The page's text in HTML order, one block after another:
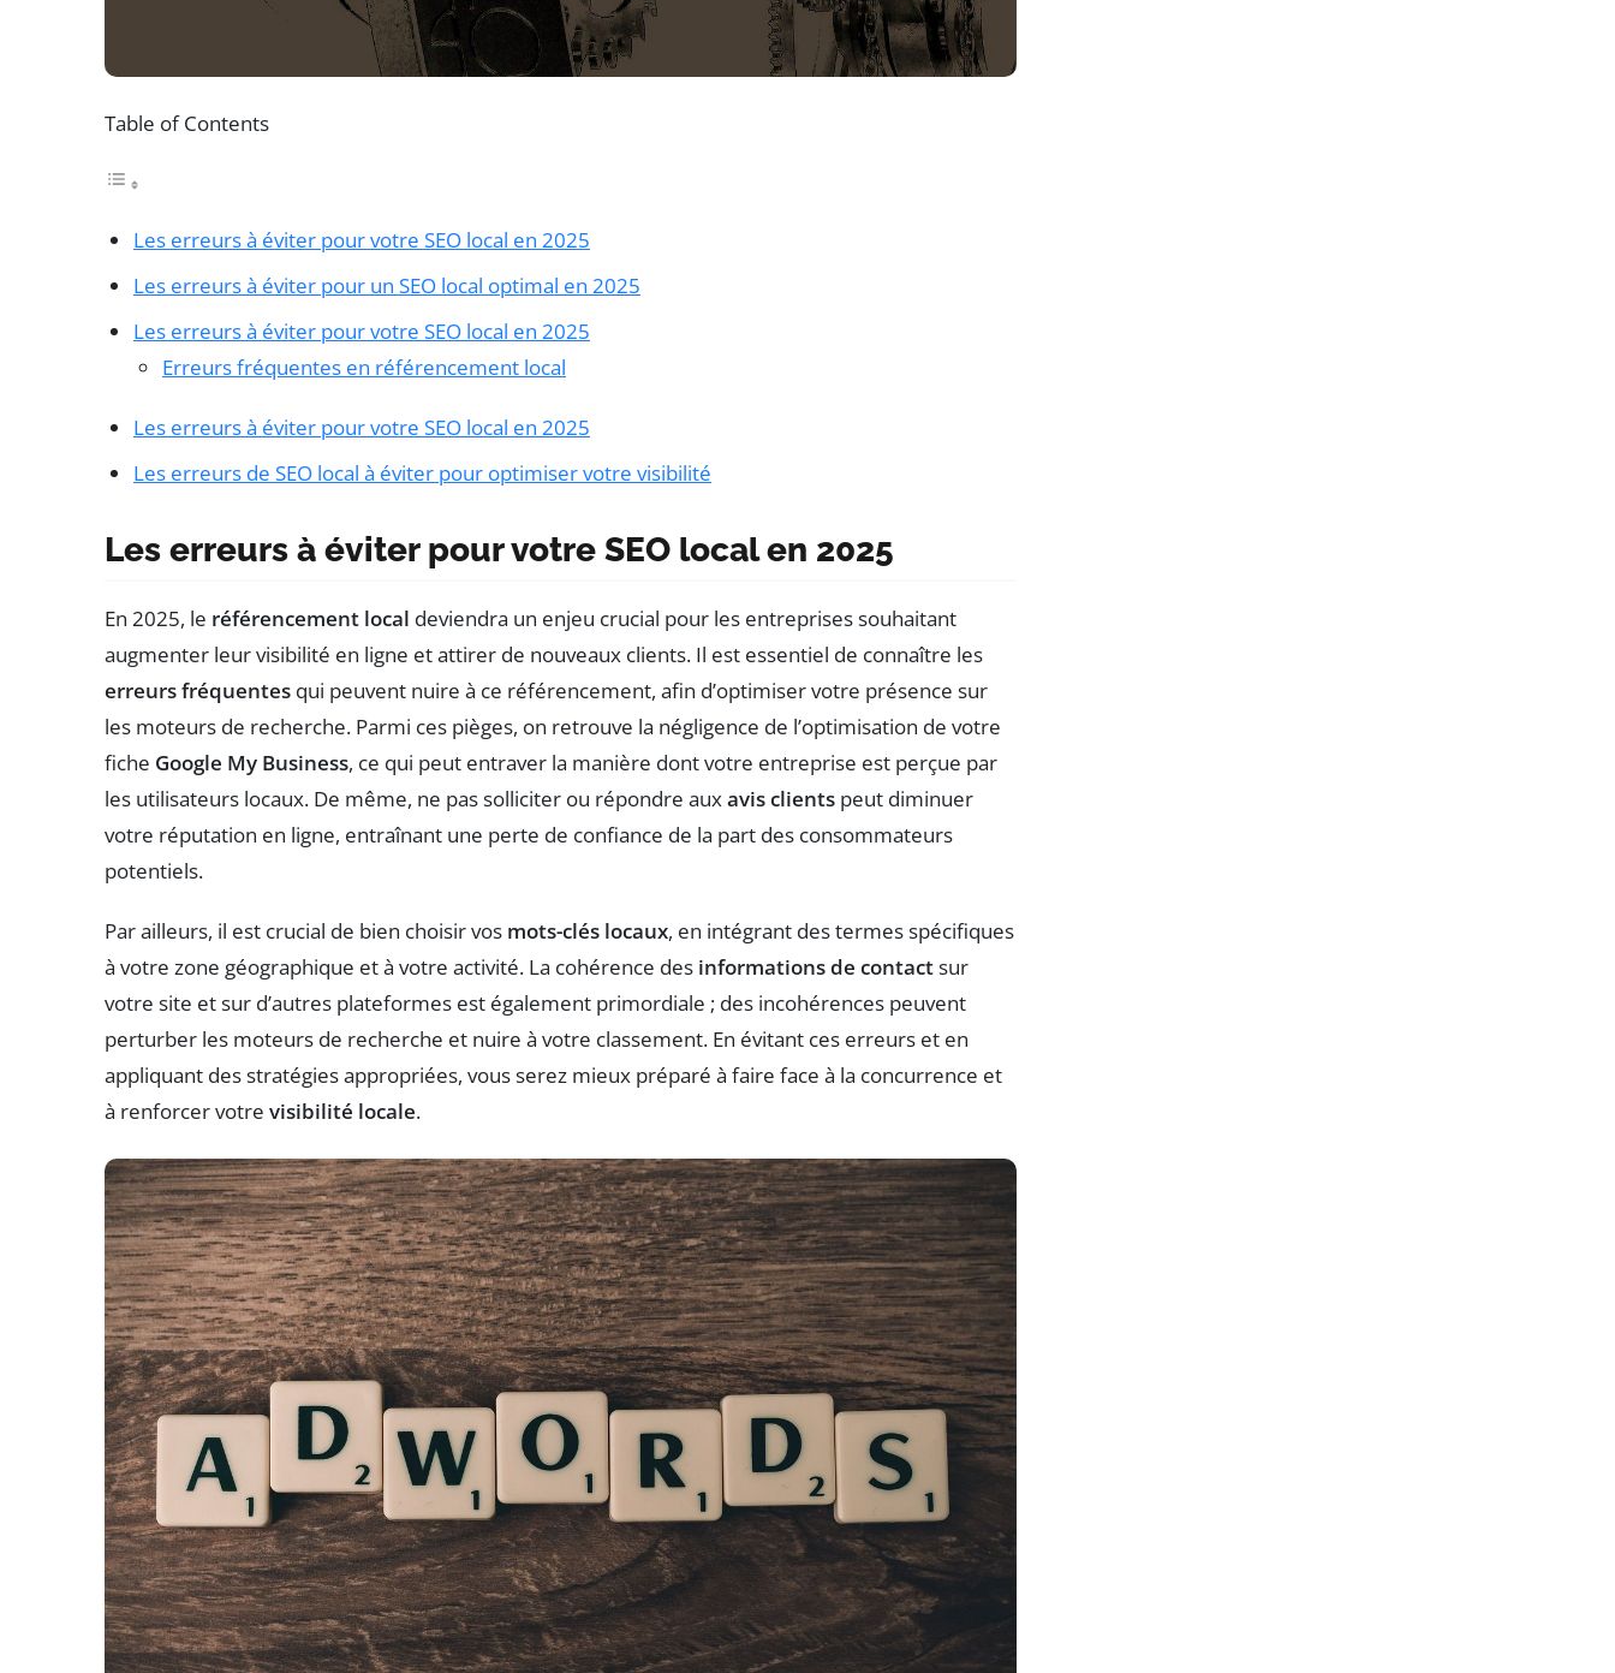
Table of Contents
Les erreurs à éviter pour votre SEO local en 2025
Les erreurs à éviter pour un SEO local optimal en 2025
Les erreurs à éviter pour votre SEO local en 2025
Erreurs fréquentes en référencement local
Les erreurs à éviter pour votre SEO local en 2025
Les erreurs de SEO local à éviter pour optimiser votre visibilité
Les erreurs à éviter pour votre SEO local en 2025
En 2025, le référencement local deviendra un enjeu crucial pour les entreprises souhaitant
augmenter leur visibilité en ligne et attirer de nouveaux clients. Il est essentiel de connaître les
erreurs fréquentes qui peuvent nuire à ce référencement, afin d’optimiser votre présence sur
les moteurs de recherche. Parmi ces pièges, on retrouve la négligence de l’optimisation de votre
fiche Google My Business, ce qui peut entraver la manière dont votre entreprise est perçue par
les utilisateurs locaux. De même, ne pas solliciter ou répondre auxavis clients peut diminuer
votre réputation en ligne, entraînant une perte de confiance de la part des consommateurs
potentiels.
Par ailleurs, il est crucial de bien choisir vos mots-clés locaux, en intégrant des termes spécifiques
à votre zone géographique et à votre activité. La cohérence des informations de contactsur
votre site et sur d’autres plateformes est également primordiale ; des incohérences peuvent
perturber les moteurs de recherche et nuire à votre classement. En évitant ces erreurs et en
appliquant des stratégies appropriées, vous serez mieux préparé à faire face à la concurrence et
à renforcer votre visibilité locale.